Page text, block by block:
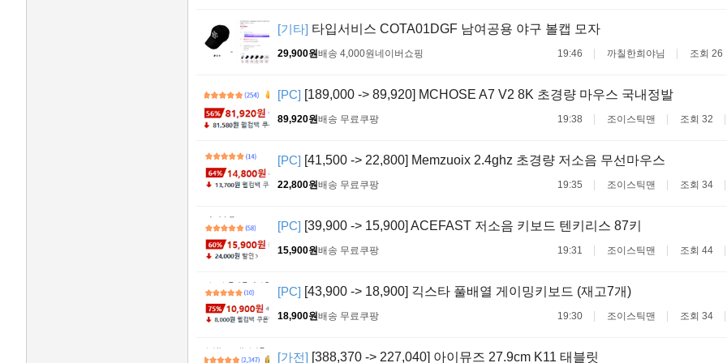
[기타] 타입서비스 COTA01DGF 남여공용 야구 볼캡 모자
29,900원배송 4,000원네이버쇼핑 19:46 까칠한희야님 조회 26
[PC] [189,000 -> 89,920] MCHOSE A7 V2 8K 초경량 마우스 국내정발
89,920원배송 무료쿠팡 19:38 조이스틱맨 조회 32
[PC] [41,500 -> 22,800] Memzuoix 2.4ghz 초경량 저소음 무선마우스
22,800원배송 무료쿠팡 19:35 조이스틱맨 조회 34
[PC] [39,900 -> 15,900] ACEFAST 저소음 키보드 텐키리스 87키
15,900원배송 무료쿠팡 19:31 조이스틱맨 조회 44
[PC] [43,900 -> 18,900] 긱스타 풀배열 게이밍키보드 (재고7개)
18,900원배송 무료쿠팡 19:30 조이스틱맨 조회 34
[가전] [388,370 -> 227,040] 아이뮤즈 27.9cm K11 태블릿